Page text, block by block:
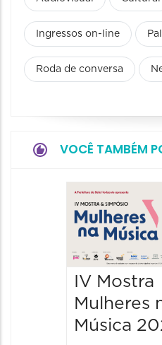
Ingressos on-line
Roda de conversa
VOCÊ TAMBÉM
IV Mostra
Mulheres
Música